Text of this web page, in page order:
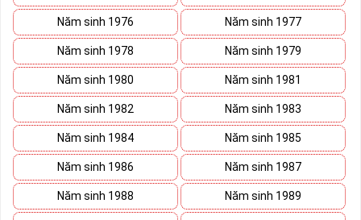
Năm sinh 1976 Năm sinh 1977
Năm sinh 1978 Năm sinh 1979
Năm sinh 1980 Năm sinh 1981
Năm sinh 1982 Năm sinh 1983
Năm sinh 1984 Năm sinh 1985
Năm sinh 1986 Năm sinh 1987
Năm sinh 1988 Năm sinh 1989